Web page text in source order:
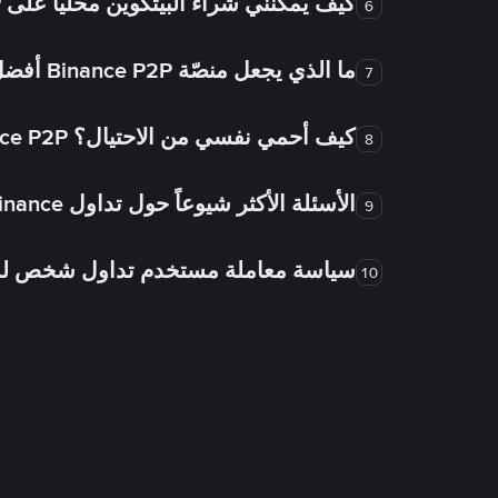
6
7 ما الذي يجعل منصّة Binance P2P أفضل من الأسواق الأخرى للتداول من شخص لشخص؟
8 كيف أحمي نفسي من الاحتيال؟ Binance P2P ضمان FTW!
9 الأسئلة الأكثر شيوعاً حول تداول Binance شخص لشخص
10 سياسة معاملة مستخدم تداول